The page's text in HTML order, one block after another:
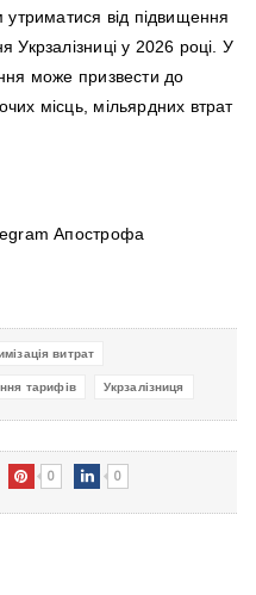
утриматися від підвищення
Укрзалізниці у 2026 році. У
може призвести до
місць, мільярдних втрат
Апострофа
витрат
тарифів Укрзалізниця
0 0